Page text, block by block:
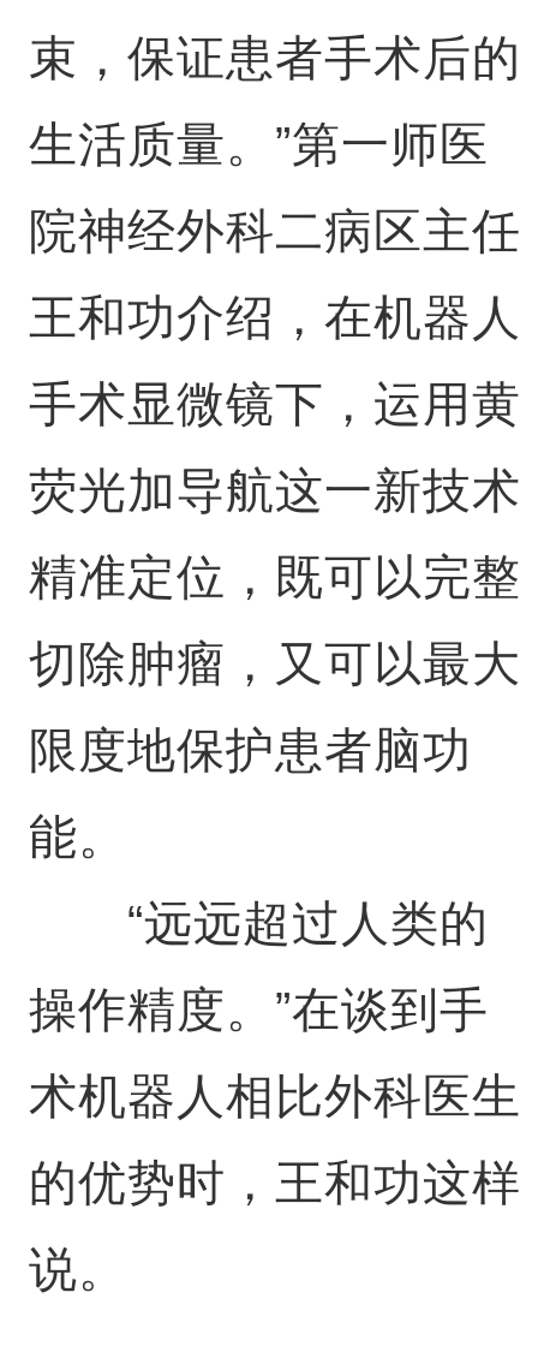
束，保证患者手术后的
生活质量。”第一师医
院神经外科二病区主任
王和功介绍，在机器人
手术显微镜下，运用黄
荧光加导航这一新技术
精准定位，既可以完整
切除肿瘤，又可以最大
限度地保护患者脑功
能。
“远远超过人类的
操作精度。”在谈到手
术机器人相比外科医生
的优势时，王和功这样
说。